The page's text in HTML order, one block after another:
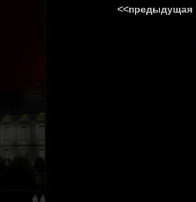
<<предыдущая